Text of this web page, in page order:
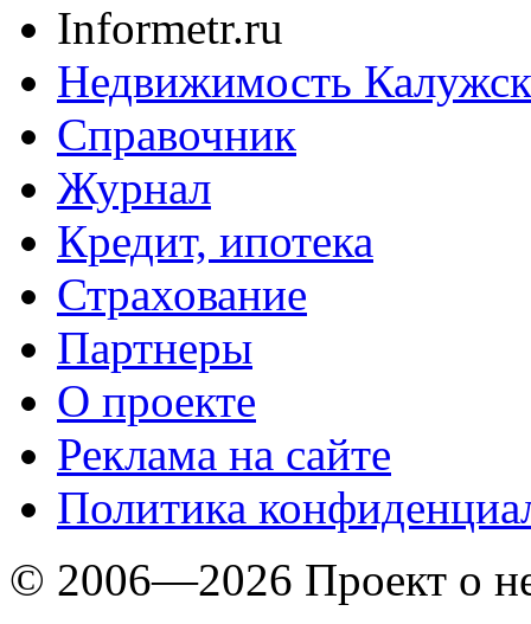
Informetr.ru
Недвижимость
Справочник
Журнал
Кредит, ипотека
Страхование
Партнеры
O проекте
Реклама на сайте
Политика
© 2006—2026 Проект о